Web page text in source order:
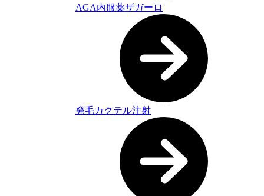
AGA内服薬ザガーロ
発毛カクテル注射